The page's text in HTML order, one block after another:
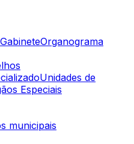
Organograma
Unidades de
Especiais
municipais